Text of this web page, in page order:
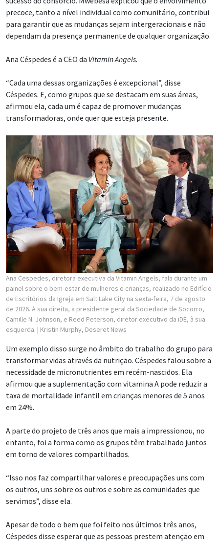
precoce, tanto a nível individual como comunitário, contribui
para garantir que as mudanças sejam intergeracionais e não
dependam da presença permanente de qualquer organização.
Ana Céspedes é a CEO da Vitamin Angels.
“Cada uma dessas organizações é excepcional”, disse
Céspedes. E, como grupos que se destacam em suas áreas,
afirmou ela, cada um é capaz de promover mudanças
transformadoras, onde quer que esteja presente.
Ana Cespedes, diretora executiva da Vitamin Angels, fala durante um
painel sobre o bem-estar de mulheres e crianças, realizado no Edifício
de Escritórios da Igreja em Salt Lake City na sexta-feira, 7 de agosto
de 2026. À sua direita, a presidente geral da Sociedade de Socorro,
Camille N. Johnson, e Reed Peterson, diretor executivo da iDE, à sua
esquerda. | Kristin Murphy, Deseret News
Um exemplo disso surge no âmbito do trabalho do grupo para
transformar vidas através da nutrição. Céspedes falou sobre a
necessidade de micronutrientes em recém-nascidos. Ela
afirmou que a suplementação com vitamina A pode reduzir a
taxa de mortalidade infantil em crianças menores de 5 anos
em 24%.
A parte do projeto de três anos que mais a impressionou, no
entanto, foi a forma como os grupos têm trabalhado juntos
em torno de valores compartilhados.
“Isso nos faz compartilhar valores e preocupações uns com
os outros, uns sobre os outros e sobre as comunidades que
servimos”, disse ela.
Apesar de todo o bem que foi feito nos últimos três anos,
Céspedes disse esperar que as pessoas prestem atenção em